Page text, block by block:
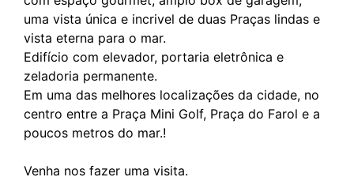
uma vista única e incrivel de duas Praças lindas e
vista eterna para o mar.
Edifício com elevador, portaria eletrônica e
zeladoria permanente.
Em uma das melhores localizações da cidade, no
centro entre a Praça Mini Golf, Praça do Farol e a
poucos metros do mar.!